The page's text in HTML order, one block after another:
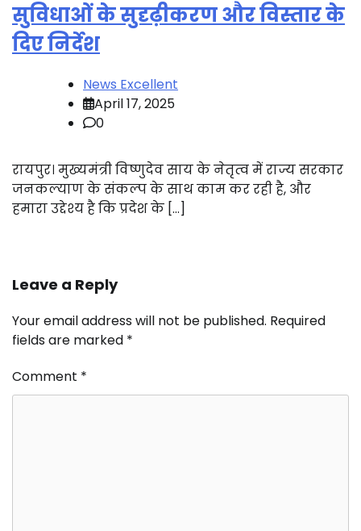
सुविधाओं के सुदृढ़ीकरण और विस्तार के
दिए निर्देश
News Excellent
April 17, 2025
0
रायपुर। मुख्यमंत्री विष्णुदेव साय के नेतृत्व में राज्य सरकार
जनकल्याण के संकल्प के साथ काम कर रही है, और
हमारा उद्देश्य है कि प्रदेश के […]
Leave a Reply
Your email address will not be published. Required
fields are marked *
Comment *